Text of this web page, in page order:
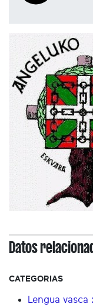
Datos
CATEGORIAS
Lengua